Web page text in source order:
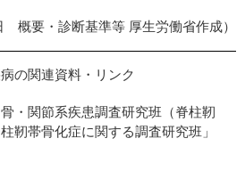
概要・診断基準等 厚生労働省作成）
の関連資料・リンク
・関節系疾患調査研究班（脊柱靭
靭帯骨化症に関する調査研究班」